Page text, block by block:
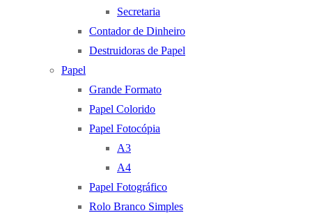
Secretaria
Contador de Dinheiro
Destruidoras de Papel
Papel
Grande Formato
Papel Colorido
Papel Fotocópia
A3
A4
Papel Fotográfico
Rolo Branco Simples